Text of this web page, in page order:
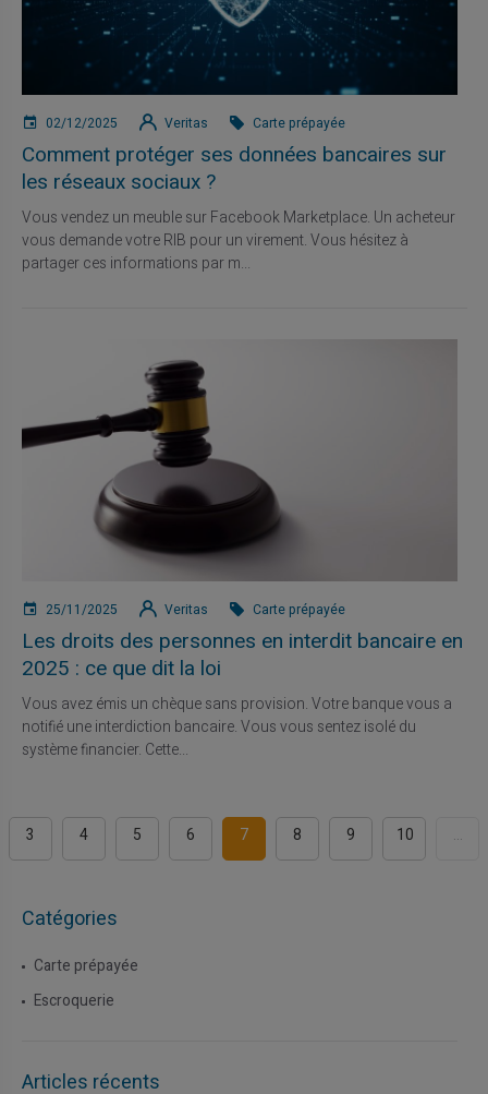
02/12/2025 Veritas Carte prépayée
Comment protéger ses données bancaires sur
les réseaux sociaux ?
Vous vendez un meuble sur Facebook Marketplace. Un acheteur
vous demande votre RIB pour un virement. Vous hésitez à
partager ces informations par m...
25/11/2025 Veritas Carte prépayée
Les droits des personnes en interdit bancaire en
2025 : ce que dit la loi
Vous avez émis un chèque sans provision. Votre banque vous a
notifié une interdiction bancaire. Vous vous sentez isolé du
système financier. Cette...
3 4 5 6 7 8 9 10 ...
Catégories
Carte prépayée
Escroquerie
Articles récents